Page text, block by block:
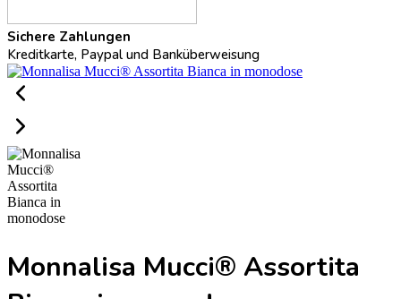
Sichere Zahlungen
Kreditkarte, Paypal und Banküberweisung
Monnalisa Mucci® Assortita